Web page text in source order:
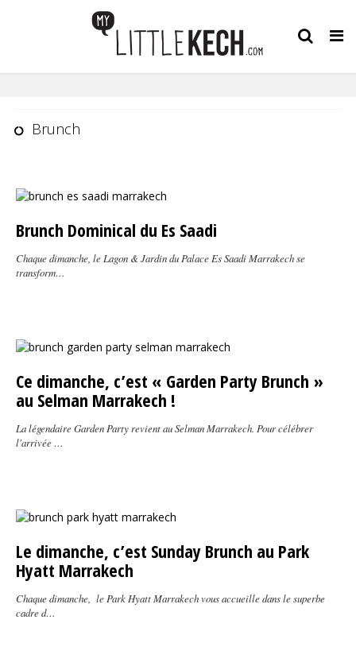
Brunch
Brunch Dominical du Es Saadi
Chaque dimanche, le Lagon & Jardin du Palace Es Saadi Marrakech se
transform…
Ce dimanche, c’est « Garden Party Brunch »
au Selman Marrakech !
La légendaire Garden Party revient au Selman Marrakech. Pour célébrer
l'arrivée …
Le dimanche, c’est Sunday Brunch au Park
Hyatt Marrakech
Chaque dimanche, le Park Hyatt Marrakech vous accueille dans le superbe
cadre d…